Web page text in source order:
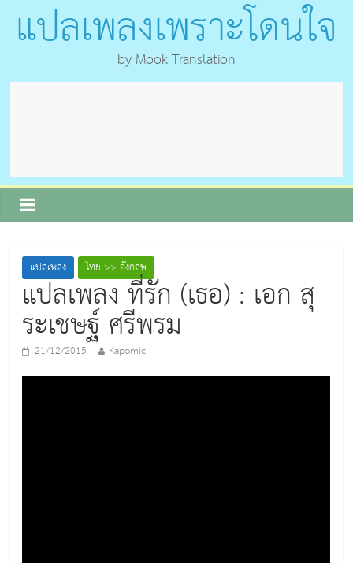
แปลเพลงเพราะโดนใจ
by Mook Translation
แปลเพลง ไทย >> อังกฤษ
แปลเพลง ที่รัก (เธอ) : เอก สุ
ระเชษฐ์ ศรีพรม
21/12/2015 Kapomic